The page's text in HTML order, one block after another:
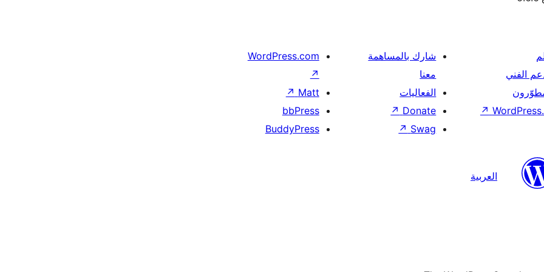
الفني
↗
شارك بالمساهمة
معنا
الفعاليات
Donate
↗
Swag
↗
WordPress.com
↗
Matt
↗
bbPress
BuddyPress
العربية